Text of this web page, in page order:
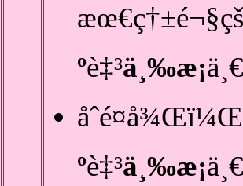
ºè‡³ä¸‰æ¡
ºè‡³ä¸‰æ¡